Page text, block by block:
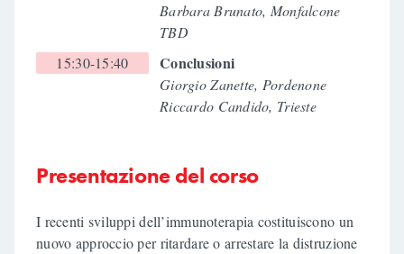
Barbara Brunato, Monfalcone
TBD
15:30-15:40
Conclusioni
Giorgio Zanette, Pordenone
Riccardo Candido, Trieste
Presentazione del corso
I recenti sviluppi dell’immunoterapia costituiscono un
nuovo approccio per ritardare o arrestare la distruzione